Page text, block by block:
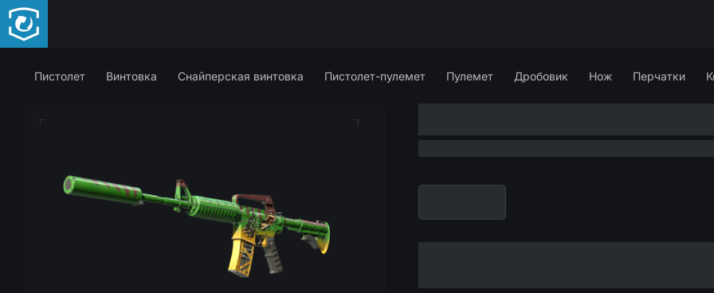
Пистолет Винтовка Снайперская винтовка Пистолет-пулемет Пулемет Дробовик Нож Перчатки